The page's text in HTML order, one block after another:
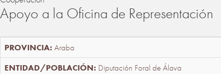
Apoyo a la Oficina de Representación
Araba
Diputación Foral de Álava